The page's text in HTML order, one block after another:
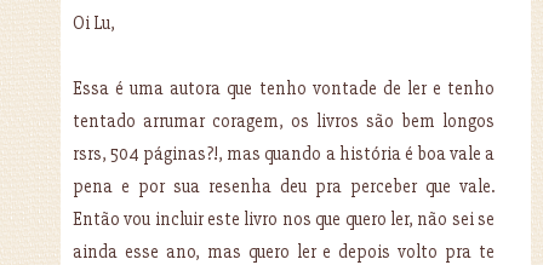
Oi Lu,
Essa é uma autora que tenho vontade de ler e tenho
tentado arrumar coragem, os livros são bem longos
rsrs, 504 páginas?!, mas quando a história é boa vale a
pena e por sua resenha deu pra perceber que vale.
Então vou incluir este livro nos que quero ler, não sei se
ainda esse ano, mas quero ler e depois volto pra te